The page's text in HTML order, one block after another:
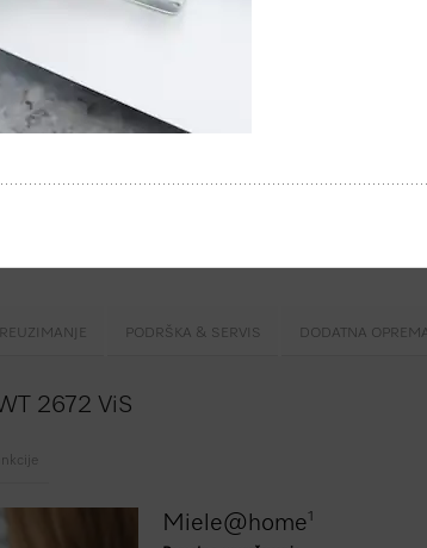
razmeri.
PODRŠKA & SERVIS DODATNA
2672 ViS
Miele@home1